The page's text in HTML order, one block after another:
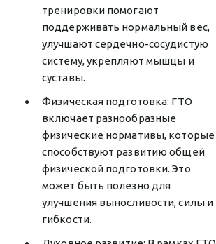
тренировки помогают
поддерживать нормальный вес,
улучшают сердечно-сосудистую
систему, укрепляют мышцы и
суставы.
Физическая подготовка: ГТО
включает разнообразные
физические нормативы, которые
способствуют развитию общей
физической подготовки. Это
может быть полезно для
улучшения выносливости, силы и
гибкости.